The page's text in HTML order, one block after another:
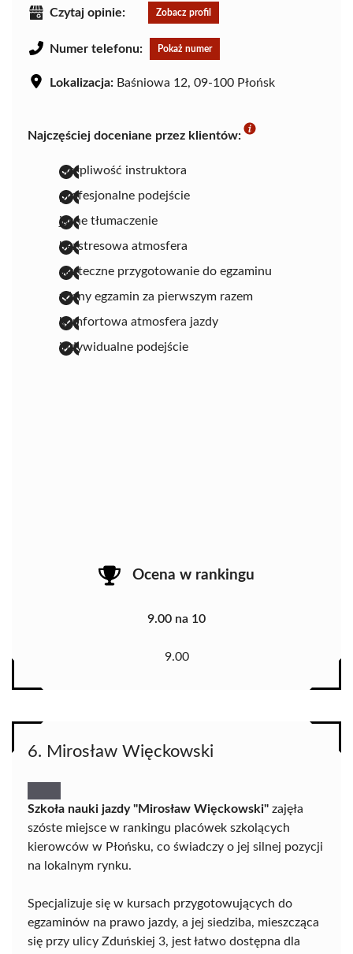
Czytaj opinie: Zobacz profil
Numer telefonu: Pokaż numer
Lokalizacja: Baśniowa 12, 09-100 Płońsk
Najczęściej doceniane przez klientów:
cierpliwość instruktora
profesjonalne podejście
jasne tłumaczenie
bezstresowa atmosfera
skuteczne przygotowanie do egzaminu
zdany egzamin za pierwszym razem
komfortowa atmosfera jazdy
indywidualne podejście
Ocena w rankingu
9.00 na 10
9.00
6. Mirosław Więckowski
Szkoła nauki jazdy "Mirosław Więckowski" zajęła
szóste miejsce w rankingu placówek szkolących
kierowców w Płońsku, co świadczy o jej silnej pozycji
na lokalnym rynku.
Specjalizuje się w kursach przygotowujących do
egzaminów na prawo jazdy, a jej siedziba, mieszcząca
się przy ulicy Zduńskiej 3, jest łatwo dostępna dla